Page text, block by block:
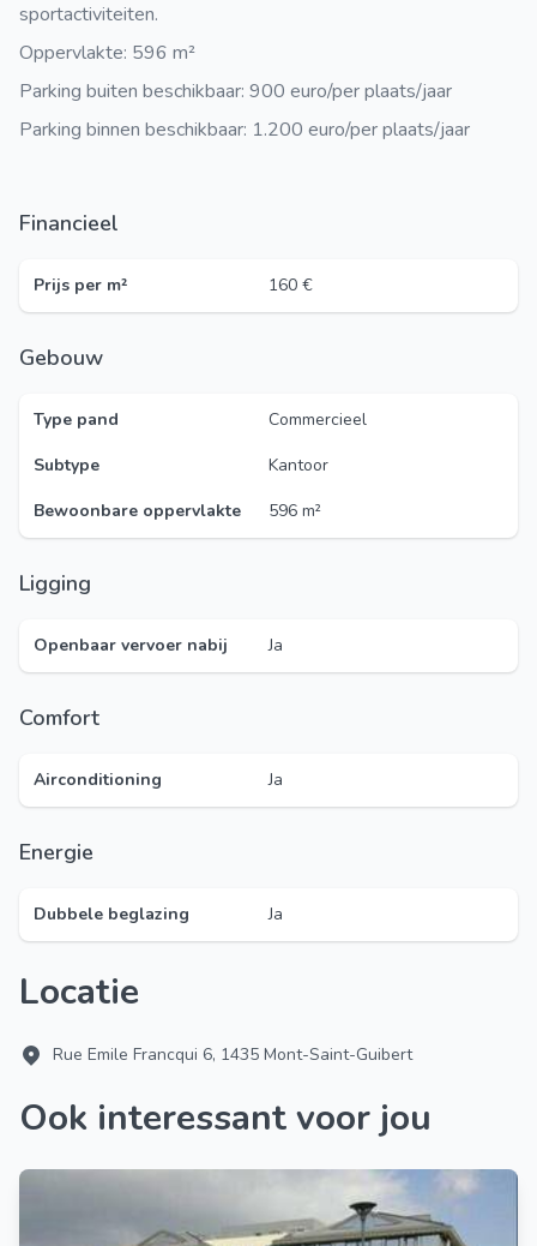
sportactiviteiten.
Oppervlakte: 596 m²
Parking buiten beschikbaar: 900 euro/per plaats/jaar
Parking binnen beschikbaar: 1.200 euro/per plaats/jaar
Financieel
Prijs per m² 160 €
Gebouw
Type pand
Commercieel
Subtype
Kantoor
Bewoonbare oppervlakte
596 m²
Ligging
Openbaar vervoer nabij Ja
Comfort
Airconditioning Ja
Energie
Dubbele beglazing Ja
Locatie
Rue Emile Francqui 6, 1435 Mont-Saint-Guibert
Ook interessant voor jou